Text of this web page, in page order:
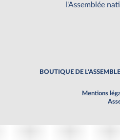
l'Assemblée
BOUTIQUE DE
Mentions